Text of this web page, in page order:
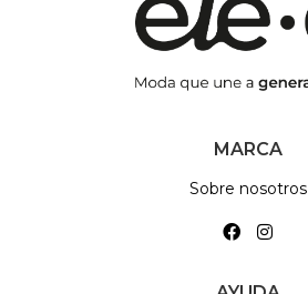
MARCA
Sobre nosotros